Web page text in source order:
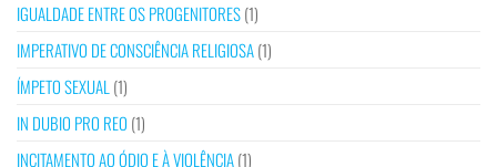
IGUALDADE ENTRE OS PROGENITORES(1)
IMPERATIVO DE CONSCIÊNCIA RELIGIOSA(1)
ÍMPETO SEXUAL (1)
IN DUBIO PRO REO (1)
INCITAMENTO AO ÓDIO E À VIOLÊNCIA(1)